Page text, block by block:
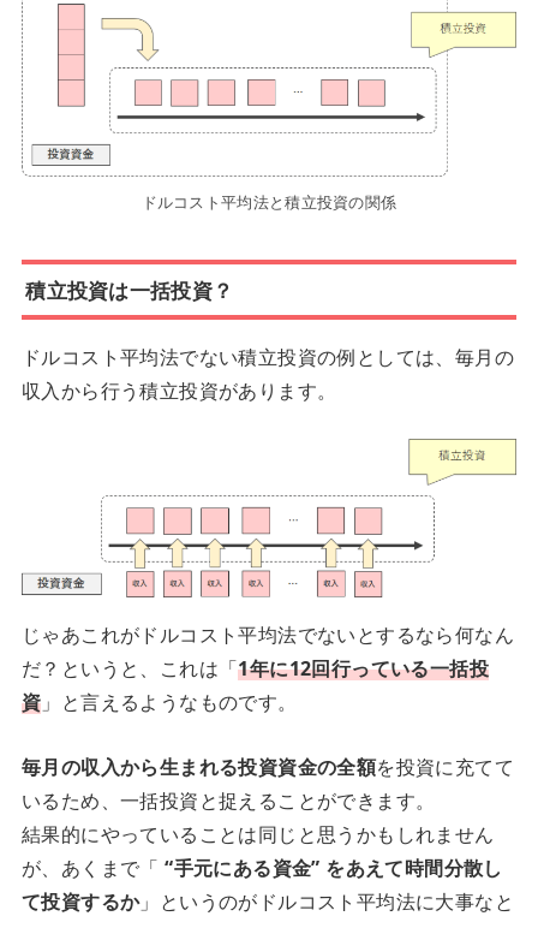
ドルコスト平均法と積立投資の関係
積立投資は一括投資？
ドルコスト平均法でない積立投資の例としては、毎月の
収入から行う積立投資があります。
じゃあこれがドルコスト平均法でないとするなら何なん
だ？というと、これは「1年に12回行っている一括投
資 」と言えるようなものです。
毎月の収入から生まれる投資資金の全額を投資に充てて
いるため、一括投資と捉えることができます。
結果的にやっていることは同じと思うかもしれません
が、あくまで「 “手元にある資金” をあえて時間分散し
て投資するか」というのがドルコスト平均法に大事なと